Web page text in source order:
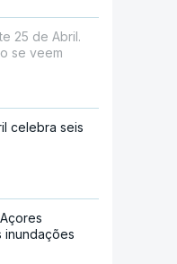
25 de Abril.
se veem
celebra seis
inundações